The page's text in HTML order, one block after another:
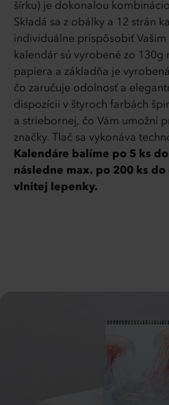
šírku) je dokonalou
Skladá sa z obálky a 12 strán
individuálne prispôsobiť
kalendár sú vyrobené zo
papiera a základňa je
čo zaručuje odolnosť a
dispozícii v štyroch farbách
a striebornej, čo Vám umožní
značky. Tlač sa vykonáva
Kalendáre balíme po 5 ks
následne max. po 200 ks
vlnitej lepenky.